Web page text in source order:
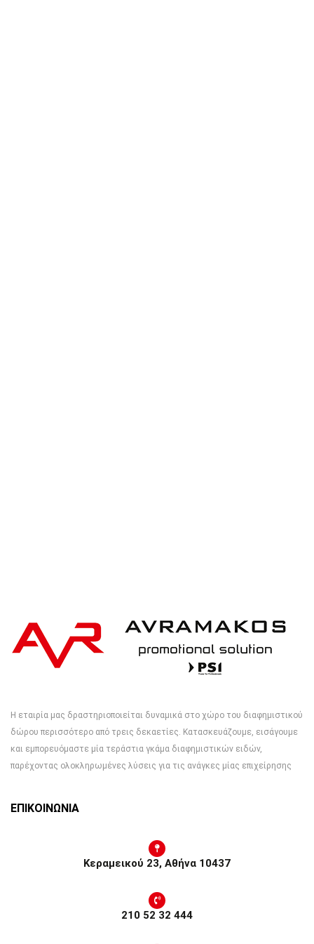
Η εταιρία μας δραστηριοποιείται δυναμικά στο χώρο του διαφημιστικού
δώρου περισσότερο από τρεις δεκαετίες. Κατασκευάζουμε, εισάγουμε
και εμπορευόμαστε μία τεράστια γκάμα διαφημιστικών ειδών,
παρέχοντας ολοκληρωμένες λύσεις για τις ανάγκες μίας επιχείρησης
ΕΠΙΚΟΙΝΩΝΙΑ
Κεραμεικού 23, Αθήνα 10437
210 52 32 444